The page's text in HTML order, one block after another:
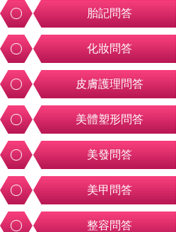
胎記問答
化妝問答
皮膚護理問答
美體塑形問答
美發問答
美甲問答
整容問答